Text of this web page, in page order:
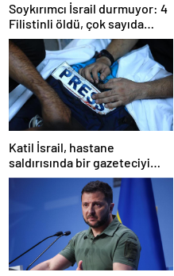
Soykırımcı İsrail durmuyor: 4
Filistinli öldü, çok sayıda
yaralı var
Katil İsrail, hastane
saldırısında bir gazeteciyi
öldürdüğünü itiraf etti